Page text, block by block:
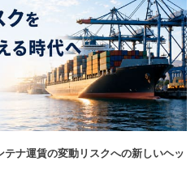
ナ運賃の変動リスクへの新しいヘッ